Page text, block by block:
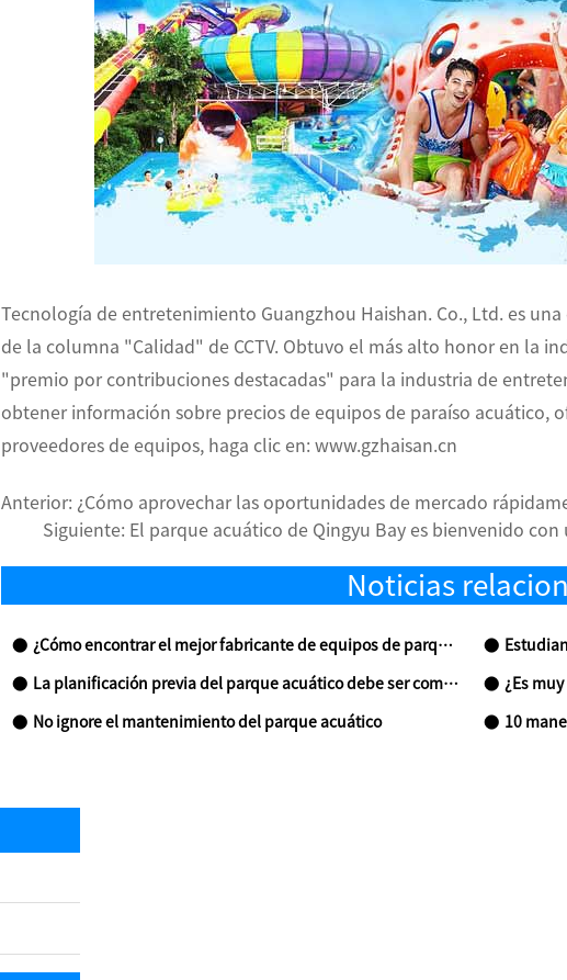
Tecnología de entretenimiento Guangzhou Haishan. Co., Ltd. es
de la columna "Calidad" de CCTV. Obtuvo el más alto honor en la
"premio por contribuciones destacadas" para la industria de
obtener información sobre precios de equipos de paraíso acuático,
proveedores de equipos, haga clic en: www.gzhaisan.cn
Anterior: ¿Cómo aprovechar las oportunidades de mercado
Siguiente: El parque acuático de Qingyu Bay es bienvenido
Noticias
¿Cómo encontrar el mejor fabricante de equipos de parques acuáticos?
La planificación previa del parque acuático debe ser completa ¿Es muy
No ignore el mantenimiento del parque acuático 10